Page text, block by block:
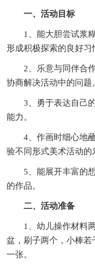
一、活动目标
1、能大胆尝试浆
形成积极探索的良好习
2、乐意与同伴合
协商解决活动中的问题
3、勇于表达自己
能力。
4、作画时细心地
验不同形式美术活动的
5、能展开丰富的
的作品。
二、活动准备
1、幼儿操作材料
盆，刷子两个，小棒
一张。